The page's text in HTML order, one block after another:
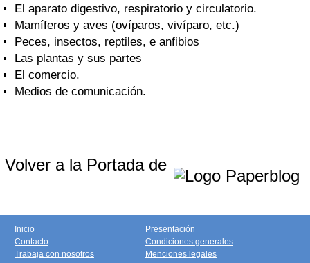
El aparato digestivo, respiratorio y circulatorio.
Mamíferos y aves (ovíparos, vivíparo, etc.)
Peces, insectos, reptiles, e anfibios
Las plantas y sus partes
El comercio.
Medios de comunicación.
Volver a la Portada de
Inicio
Contacto
Trabaja con nosotros
Presentación
Condiciones generales
Menciones legales